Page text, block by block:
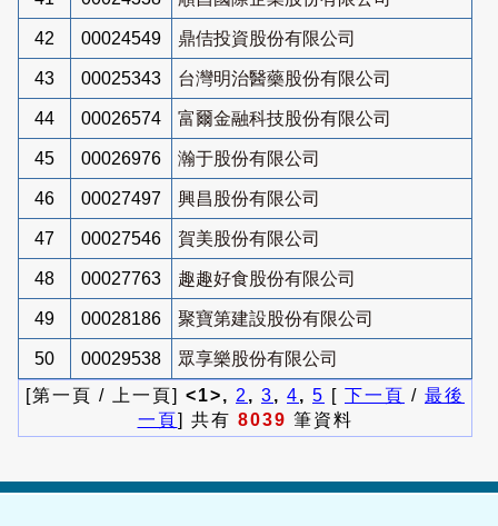
42 00024549 鼎佶投資股份有限公司
43 00025343 台灣明治醫藥股份有限公司
44 00026574 富爾金融科技股份有限公司
45 00026976 瀚于股份有限公司
46 00027497 興昌股份有限公司
47 00027546 賀美股份有限公司
48 00027763 趣趣好食股份有限公司
49 00028186 聚寶第建設股份有限公司
50 00029538
眾享樂股份有限公司
[第一頁 / 上一頁] <1>, 2 , 3, 4, 5 [ 下一頁 / 最後
一頁] 共有 8039 筆資料